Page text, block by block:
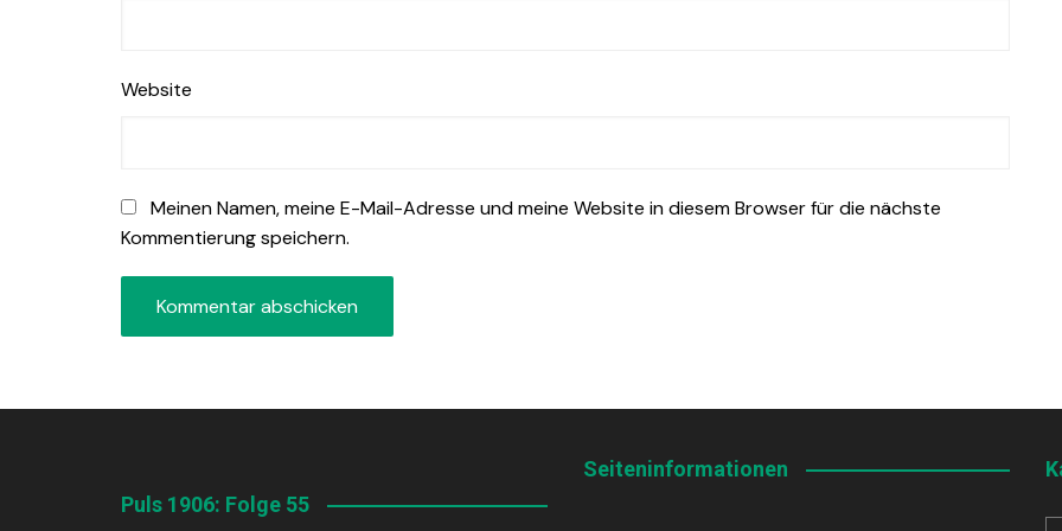
Website
Meinen Namen, meine E-Mail-Adresse und meine Website in diesem Browser für die nächste
Kommentierung speichern.
Puls 1906: Folge 55
Seiteninformationen